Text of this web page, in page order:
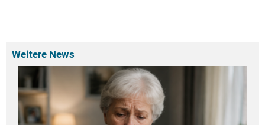
Weitere News